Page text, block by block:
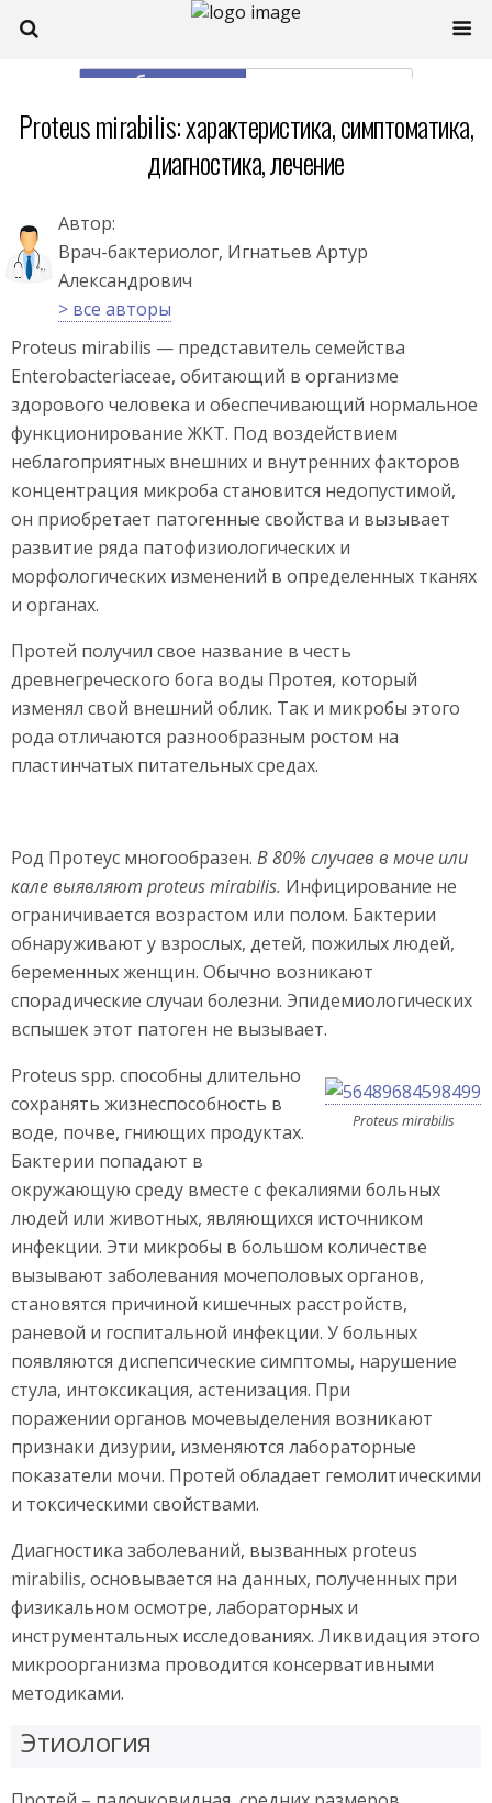
моб. версия
Proteus mirabilis: характеристика, симптоматика,
диагностика, лечение
Автор:
Врач-бактериолог, Игнатьев Артур
Александрович
> все авторы
Proteus mirabilis — представитель семейства
Enterobacteriaceae, обитающий в организме
здорового человека и обеспечивающий нормальное
функционирование ЖКТ. Под воздействием
неблагоприятных внешних и внутренних факторов
концентрация микроба становится недопустимой,
он приобретает патогенные свойства и вызывает
развитие ряда патофизиологических и
морфологических изменений в определенных тканях
и органах.
Протей получил свое название в честь
древнегреческого бога воды Протея, который
изменял свой внешний облик. Так и микробы этого
рода отличаются разнообразным ростом на
пластинчатых питательных средах.
Род Протеус многообразен. В 80% случаев в моче или
кале выявляют proteus mirabilis. Инфицирование не
ограничивается возрастом или полом. Бактерии
обнаруживают у взрослых, детей, пожилых людей,
беременных женщин. Обычно возникают
спорадические случаи болезни. Эпидемиологических
вспышек этот патоген не вызывает.
Proteus mirabilis
Proteus spp. способны длительно
сохранять жизнеспособность в
воде, почве, гниющих продуктах.
Бактерии попадают в
окружающую среду вместе с фекалиями больных
людей или животных, являющихся источником
инфекции. Эти микробы в большом количестве
вызывают заболевания мочеполовых органов,
становятся причиной кишечных расстройств,
раневой и госпитальной инфекции. У больных
появляются диспепсические симптомы, нарушение
стула, интоксикация, астенизация. При
поражении органов мочевыделения возникают
признаки дизурии, изменяются лабораторные
показатели мочи. Протей обладает гемолитическими
и токсическими свойствами.
Диагностика заболеваний, вызванных proteus
mirabilis, основывается на данных, полученных при
физикальном осмотре, лабораторных и
инструментальных исследованиях. Ликвидация этого
микроорганизма проводится консервативными
методиками.
Этиология